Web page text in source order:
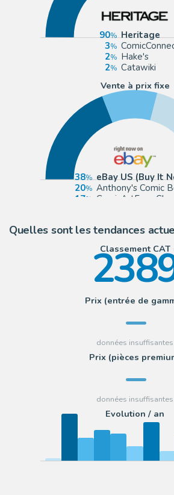
90
Heritage
3
2
Hake's
2
Catawiki
Vente à prix fixe
38
eBay US (Buy It
20
Anthony's Comic
17
ComicArtFans
Quelles sont les tendances
Classement CAT
Prix (entrée de
Prix (pièces
Evolution / an